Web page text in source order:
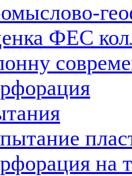
ФЕС
на